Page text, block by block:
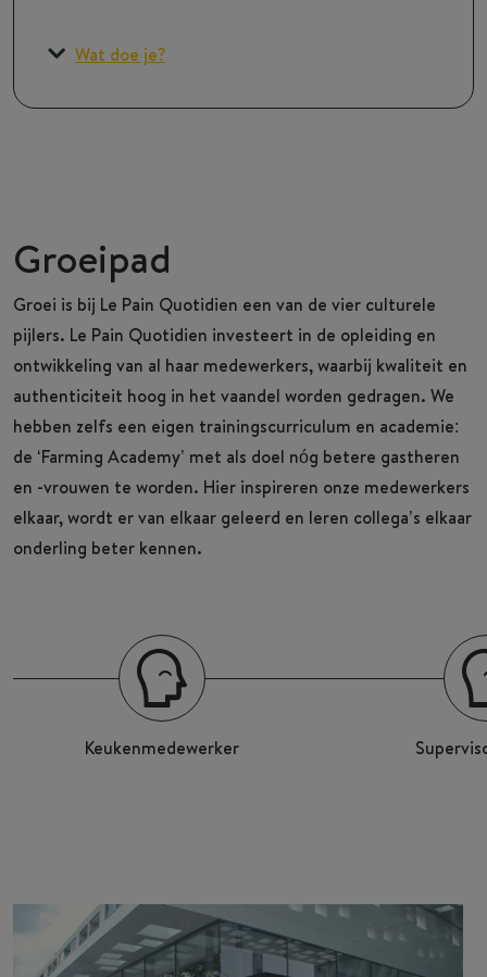
Wat doe je?
Groeipad
Groei is bij Le Pain Quotidien een van de vier culturele
pijlers. Le Pain Quotidien investeert in de opleiding en
ontwikkeling van al haar medewerkers, waarbij kwaliteit en
authenticiteit hoog in het vaandel worden gedragen. We
hebben zelfs een eigen trainingscurriculum en academie:
de ‘Farming Academy’ met als doel nóg betere gastheren
en -vrouwen te worden. Hier inspireren onze medewerkers
elkaar, wordt er van elkaar geleerd en leren collega’s elkaar
onderling beter kennen.
Keukenmedewerker